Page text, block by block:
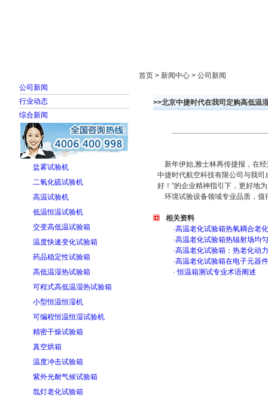
公司新闻
行业动态
综合新闻
盐雾试验机
二氧化硫试验机
高温试验机
低温恒温试验机
交变高低温试验箱
温度快速变化试验箱
药品稳定性试验箱
高低温湿热试验箱
可程式高低温湿热试验箱
小型恒温恒湿机
可编程恒温恒湿试验机
精密干燥试验箱
真空烘箱
温度冲击试验箱
紫外光耐气候试验箱
氙灯老化试验箱
首页 > 新闻中心 > 公司新闻
>>北京中捷时代在我司定购高低温
新年伊始,雅士林再传捷报，在
中捷时代航空科技有限公司与我
好！”的企业精神指引下，更好地
环境试验设备领域专业品质，值
相关资料
·高温老化试验箱热氧耦合老
·高温老化试验箱热辐射场均
·高温老化试验箱：热老化动
·高温老化试验箱在电子元器
· 恒温箱测试专业术语阐述